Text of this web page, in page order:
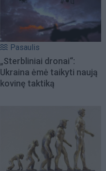
Pasaulis
„Sterbliniai dronai“:
Ukraina ėmė taikyti naują
kovinę taktiką